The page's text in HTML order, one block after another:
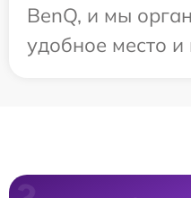
BenQ, и мы
удобное место и